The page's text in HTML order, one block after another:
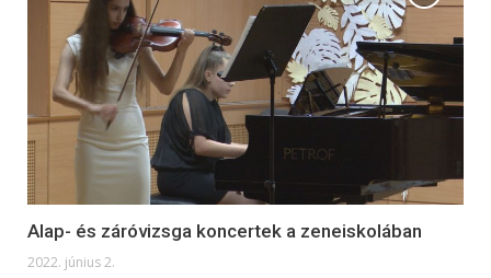
Alap- és záróvizsga koncertek a zeneiskolában
2022. június 2.